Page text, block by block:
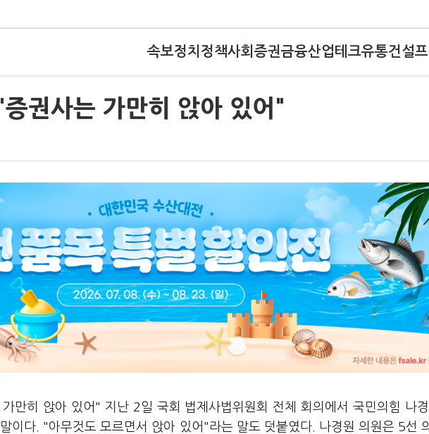
속보정치 정책사회 증권금융산업테크유통건설
권사는 가만히 앉아 있어"
만히 앉아 있어" 지난 2일 국회 법제사법위원회 전체 회의에서 국민의힘 나
이다. "아무것도 모르면서 앉아 있어"라는 말도 덧붙였다. 나경원 의원은 5선